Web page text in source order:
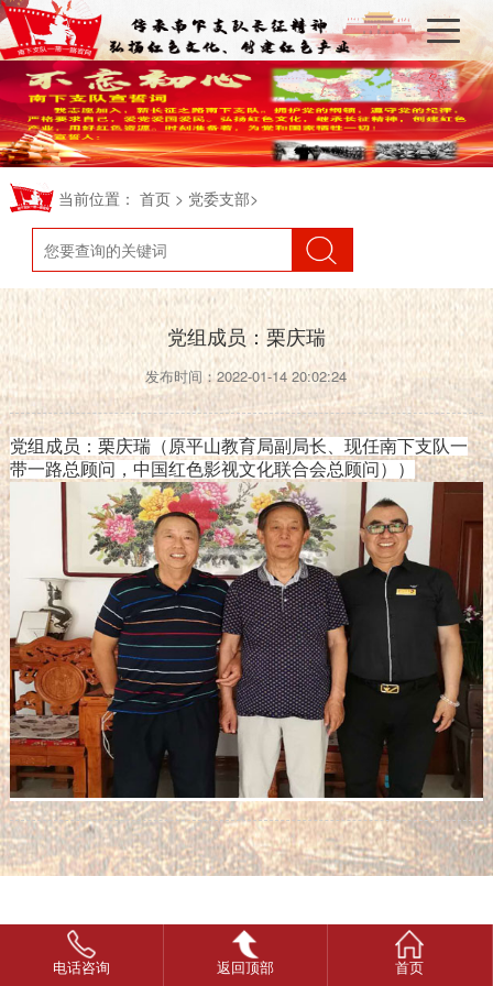
当前位置： 首页> 党委支部>
党组成员：栗庆瑞
发布时间：2022-01-14 20:02:24
党组成员：栗庆瑞（原平山教育局副局长、现任南下支队一
带一路总顾问，中国红色影视文化联合会总顾问））
电话咨询 返回顶部 首页